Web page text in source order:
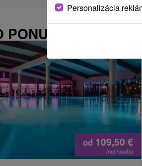
PONUKY BY VÁS
od 109,50 €
/noc/osoba
Personalizácia